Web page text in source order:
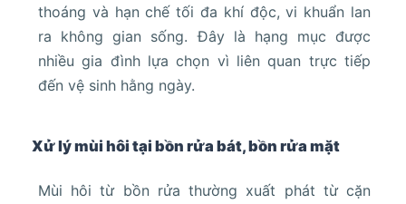
thoáng và hạn chế tối đa khí độc, vi khuẩn lan
ra không gian sống. Đây là hạng mục được
nhiều gia đình lựa chọn vì liên quan trực tiếp
đến vệ sinh hằng ngày.
Xử lý mùi hôi tại bồn rửa bát, bồn rửa mặt
Mùi hôi từ bồn rửa thường xuất phát từ cặn